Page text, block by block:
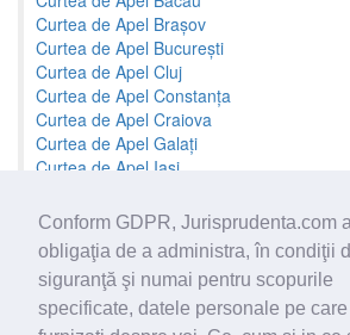
Conform GDPR, Jurisprudenta.com
obligaţia de a administra, în condiţii
siguranţă şi numai pentru scopurile
specificate, datele personale pe
Curtea de Apel Brașov
Curtea de Apel București
Curtea de Apel Cluj
Curtea de Apel Constanța
Curtea de Apel Craiova
Curtea de Apel Galați
Curtea de Apel Iași
Toate instantele